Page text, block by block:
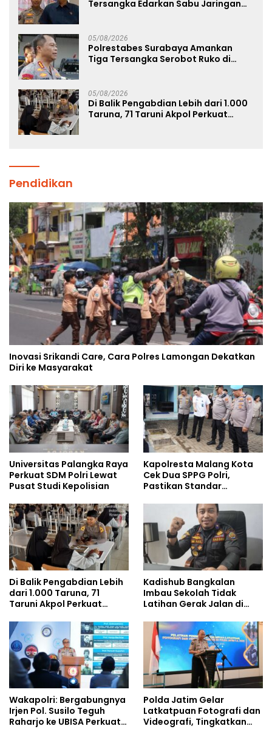
Tersangka Edarkan Sabu Jaringan
05/08/2026
Polrestabes Surabaya Amankan
Tiga Tersangka Serobot Ruko di
05/08/2026
Di Balik Pengabdian Lebih dari 1.000
Taruna, 71 Taruni Akpol Perkuat
Pendidikan
Inovasi Srikandi Care, Cara Polres Lamongan Dekatkan
Diri ke Masyarakat
Universitas Palangka Raya
Perkuat SDM Polri Lewat
Pusat Studi Kepolisian
Kapolresta Malang Kota
Cek Dua SPPG Polri,
Pastikan Standar
Pengelolaan Limbah
Berjalan Optimal
Di Balik Pengabdian Lebih
dari 1.000 Taruna, 71
Taruni Akpol Perkuat
Siswa Sekolah Rakyat
Kadishub Bangkalan
Imbau Sekolah Tidak
Latihan Gerak Jalan di
Wakapolri: Bergabungnya
Irjen Pol. Susilo Teguh
Raharjo ke UBISA Perkuat
Polda Jatim Gelar
Latkatpuan Fotografi dan
Videografi, Tingkatkan